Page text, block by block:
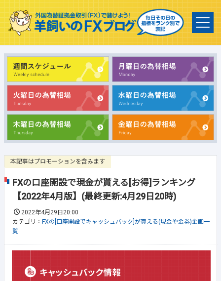
本記事はプロモーションを含みます
FXの口座開設で現金が貰える[お得]ランキング
【2022年4月版】(最終更新:4月29日20時)
2022年4月29日20:00
カテゴリ： FXの[口座開設でキャッシュバック]が貰える(現金や金券)企画一
覧